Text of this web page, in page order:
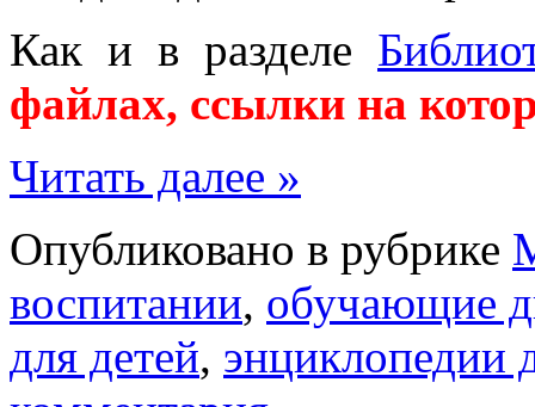
Как и в разделе
файлах, ссылки на
Читать далее »
Опубликовано в рубрике
воспитании, обучающие
для детей, энциклопедии